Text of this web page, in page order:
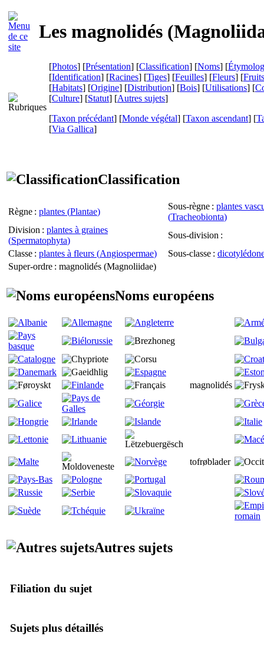
Les magnolidés (
[Photos] [Présentation] [Classification] [Noms] [
[Identification] [Racines] [Tiges] [Feuilles] [Fleurs] [Fruits
[Habitats] [Origine] [Distribution] [Bois] [Utilisations] [
[Culture] [Statut] [Autres sujets]
[Taxon précédant] [Monde végétal] [Taxon ascendant] [
[Via Gallica]
Classification
Règne : plantes (Plantae)
Sous-règne : plantes
(Tracheobionta)
Division : plantes à graines
(Spermatophyta)
Sous-division :
Classe : plantes à fleurs (Angiospermae) Sous-classe :
Super-ordre : magnolidés (Magnoliidae)
Noms européens
magnolidés
tofrøblader
Autres sujets
Filiation du sujet
Sujets plus détaillés